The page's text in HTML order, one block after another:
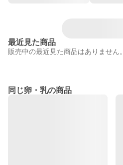
最近見た商品
販売中の最近見た商品はありません。
同じ卵・乳の商品